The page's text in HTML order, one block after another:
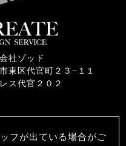
社ゾッド
区代官町２３−１１
ス代官２０２
フが出ている場合がご